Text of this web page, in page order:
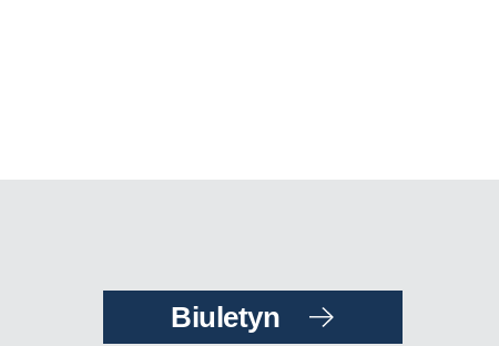
Biuletyn